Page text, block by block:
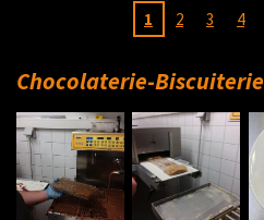
1 2 3 4
Chocolaterie-Biscuiterie